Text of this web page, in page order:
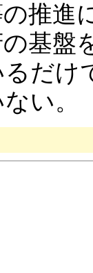
推進
基盤
るだけ
い。